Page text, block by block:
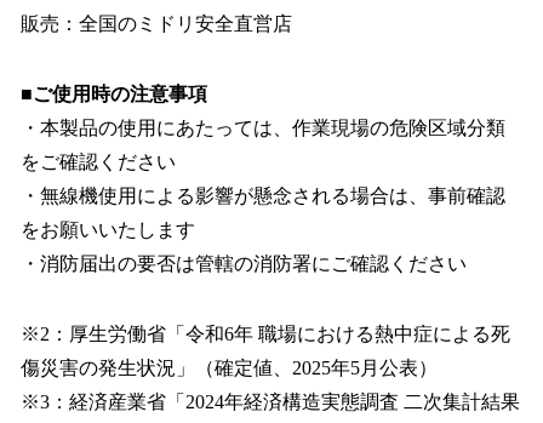
販売：全国のミドリ安全直営店
■ご使用時の注意事項
・本製品の使用にあたっては、作業現場の危険区域分類
をご確認ください
・無線機使用による影響が懸念される場合は、事前確認
をお願いいたします
・消防届出の要否は管轄の消防署にご確認ください
※2：厚生労働省「令和6年 職場における熱中症による死
傷災害の発生状況」（確定値、2025年5月公表）
※3：経済産業省「2024年経済構造実態調査 二次集計結果